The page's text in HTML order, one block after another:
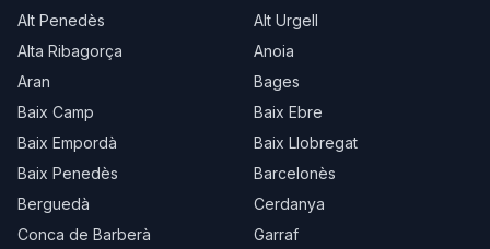
Alt Penedès
Alt Urgell
Alta Ribagorça
Anoia
Aran
Bages
Baix Camp
Baix Ebre
Baix Empordà
Baix Llobregat
Baix Penedès
Barcelonès
Berguedà
Cerdanya
Conca de Barberà
Garraf